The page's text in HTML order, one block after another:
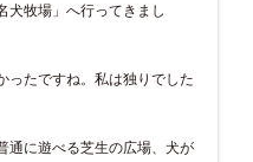
犬牧場」へ行ってきまし
ったですね。私は独りでした
通に遊べる芝生の広場、犬が